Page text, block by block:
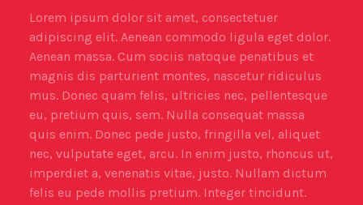
Lorem ipsum dolor sit amet, consectetuer
adipiscing elit. Aenean commodo ligula eget dolor.
Aenean massa. Cum sociis natoque penatibus et
magnis dis parturient montes, nascetur ridiculus
mus. Donec quam felis, ultricies nec, pellentesque
eu, pretium quis, sem. Nulla consequat massa
quis enim. Donec pede justo, fringilla vel, aliquet
nec, vulputate eget, arcu. In enim justo, rhoncus ut,
imperdiet a, venenatis vitae, justo. Nullam dictum
felis eu pede mollis pretium. Integer tincidunt.